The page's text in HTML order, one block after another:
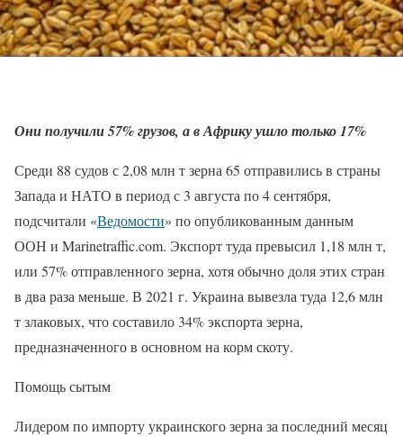
Они получили 57% грузов, а в Африку ушло только 17%
Среди 88 судов с 2,08 млн т зерна 65 отправились в страны
Запада и НАТО в период с 3 августа по 4 сентября,
подсчитали «Ведомости» по опубликованным данным
ООН и Marinetraffic.com. Экспорт туда превысил 1,18 млн т,
или 57% отправленного зерна, хотя обычно доля этих стран
в два раза меньше. В 2021 г. Украина вывезла туда 12,6 млн
т злаковых, что составило 34% экспорта зерна,
предназначенного в основном на корм скоту.
Помощь сытым
Лидером по импорту украинского зерна за последний месяц